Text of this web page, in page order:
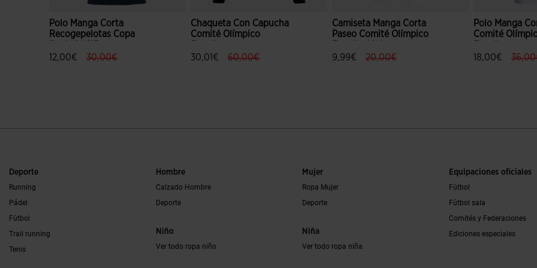
Polo Manga Corta
Recogepelotas Copa
12,00€
label.price.reduced.from
30,00€label.price.to
Chaqueta Con Capucha
Comité Olímpico
30,01€
label.price.reduced.from
60,00€label.price.to
Camiseta Manga Corta
Paseo Comité Olímpico
9,99€
label.price.reduced.from
20,00€label.price.to
Polo Manga
Comité
18,00€
Deporte
Running
Pádel
Fútbol
Trail running
Tenis
Hombre
Calzado Hombre
Deporte
Niño
Ver todo ropa niño
Mujer
Ropa Mujer
Deporte
Niña
Ver todo ropa niña
Equipaciones oficiales
Fútbol
Fútbol sala
Comités y Federaciones
Ediciones especiales